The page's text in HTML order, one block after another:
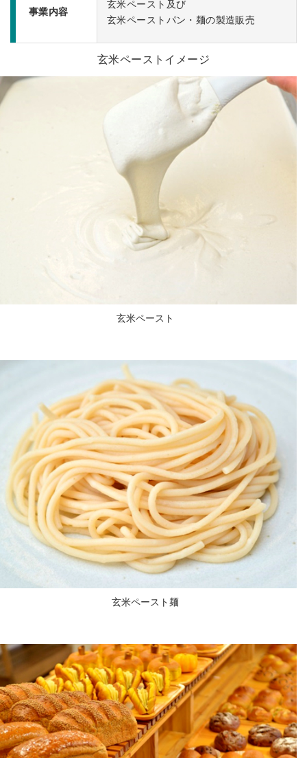
事業内容
玄米ペースト及び
玄米ペーストパン・麺の製造販売
玄米ペーストイメージ
玄米ペースト
玄米ペースト麺